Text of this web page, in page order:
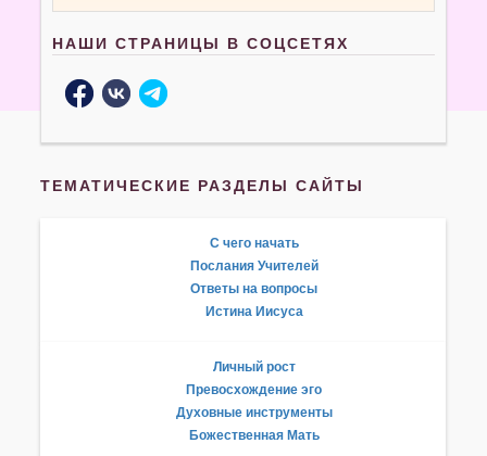
НАШИ СТРАНИЦЫ В СОЦСЕТЯХ
ТЕМАТИЧЕСКИЕ РАЗДЕЛЫ САЙТЫ
С чего начать
Послания Учителей
Ответы на вопросы
Истина Иисуса
Личный рост
Превосхождение эго
Духовные инструменты
Божественная Мать